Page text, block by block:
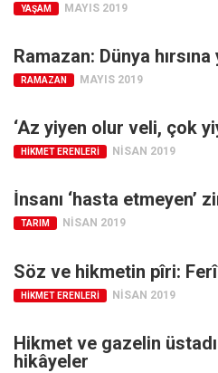
YAŞAM MAYIS 2019
Ramazan: Dünya
RAMAZAN MAYIS 2019
‘Az yiyen olur veli, çok
HIKMET ERENLERI NISAN 2019
İnsanı ‘hasta etmeyen’
TARIM NISAN 2019
Söz ve hikmetin pîri:
HIKMET ERENLERI NISAN 2019
Hikmet ve gazelin
hikâyeler